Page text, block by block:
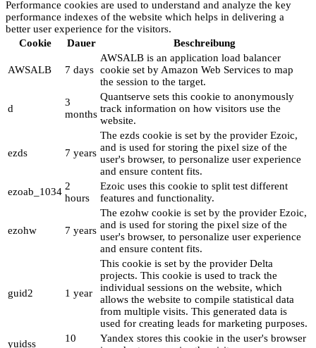
Performance cookies are used to understand and analyze the key
performance indexes of the website which helps in delivering a
better user experience for the visitors.
Cookie
Dauer Beschreibung
AWSALB 7 days
AWSALB is an application load balancer
cookie set by Amazon Web Services to map
the session to the target.
d
3
months
Quantserve sets this cookie to anonymously
track information on how visitors use the
website.
ezds 7 years
The ezds cookie is set by the provider Ezoic,
and is used for storing the pixel size of the
user's browser, to personalize user experience
and ensure content fits.
ezoab_1034 2
hours
Ezoic uses this cookie to split test different
features and functionality.
ezohw 7 years
The ezohw cookie is set by the provider Ezoic,
and is used for storing the pixel size of the
user's browser, to personalize user experience
and ensure content fits.
guid2 1 year
This cookie is set by the provider Delta
projects. This cookie is used to track the
individual sessions on the website, which
allows the website to compile statistical data
from multiple visits. This generated data is
used for creating leads for marketing purposes.
yuidss
10
Yandex stores this cookie in the user's browser